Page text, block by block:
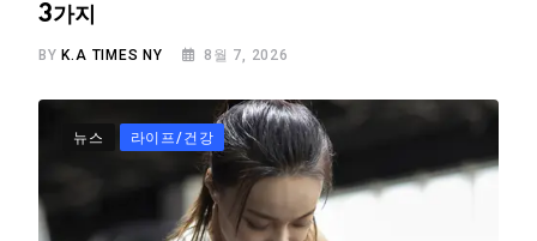
3가지
BY K.A TIMES NY 8월 7, 2026
뉴스 라이프/건강